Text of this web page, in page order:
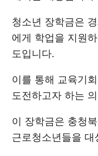
청소년 장학금은
에게 학업을 지원
도입니다.
이를 통해 교육기
도전하고자 하는
이 장학금은 충청
근로청소년들을 대